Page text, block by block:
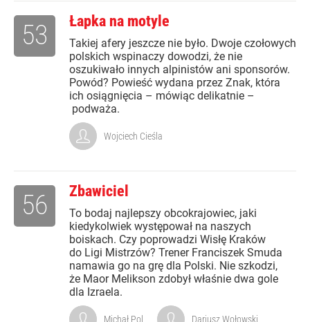
Łapka na motyle
Takiej afery jeszcze nie było. Dwoje czołowych
polskich wspinaczy dowodzi, że nie
oszukiwało innych alpinistów ani sponsorów.
Powód? Powieść wydana przez Znak, która
ich osiągnięcia – mówiąc delikatnie –
podważa.
53
Wojciech Cieśla
Zbawiciel
To bodaj najlepszy obcokrajowiec, jaki
kiedykolwiek występował na naszych
boiskach. Czy poprowadzi Wisłę Kraków
do Ligi Mistrzów? Trener Franciszek Smuda
namawia go na grę dla Polski. Nie szkodzi,
że Maor Melikson zdobył właśnie dwa gole
dla Izraela.
56
Michał Pol Dariusz Wołowski